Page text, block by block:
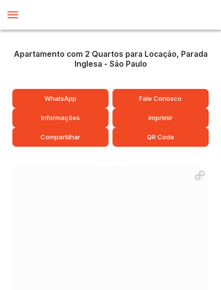
Apartamento com 2 Quartos para Locação, Parada
Inglesa - São Paulo
WhatsApp Fale Conosco
Informações Imprimir
Compartilhar QR Code